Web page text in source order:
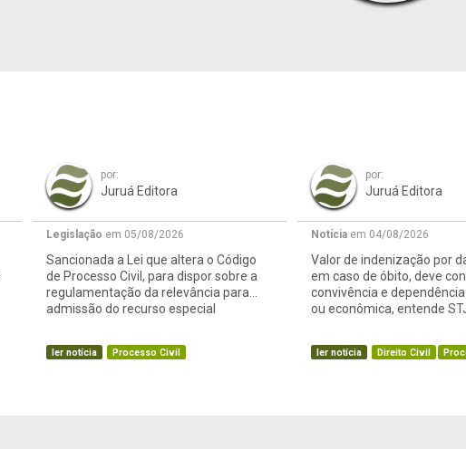
por:
Juruá Editora
Legislação em 05/08/2026
Sancionada a Lei que altera o Código
de Processo Civil, para dispor sobre a
regulamentação da relevância para
admissão do recurso especial
ler notícia Processo Civil
por:
Juruá Editora
Notícia em 04/08/2026
Valor de indenização por
em caso de óbito, deve
convivência e
ou econômica, entende
ler notícia Direito Civil